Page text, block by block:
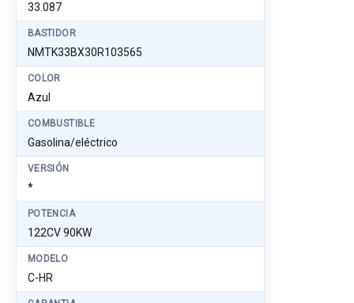
33.087
BASTIDOR
NMTK33BX30R103565
COLOR
Azul
COMBUSTIBLE
Gasolina/eléctrico
VERSIÓN
*
POTENCIA
122CV 90KW
MODELO
C-HR